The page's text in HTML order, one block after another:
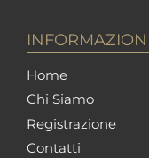
Home
Chi Siamo
Registrazione
Contatti